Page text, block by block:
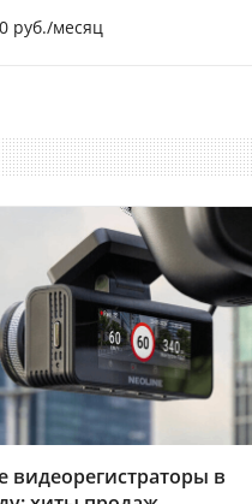
руб./месяц
видеорегистраторы в